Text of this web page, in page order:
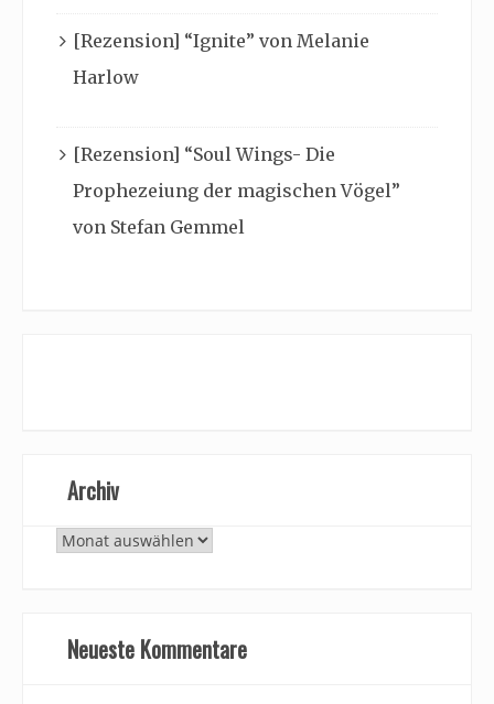
[Rezension] “Ignite” von Melanie
Harlow
[Rezension] “Soul Wings- Die
Prophezeiung der magischen Vögel”
von Stefan Gemmel
Archiv
Archiv
Neueste Kommentare